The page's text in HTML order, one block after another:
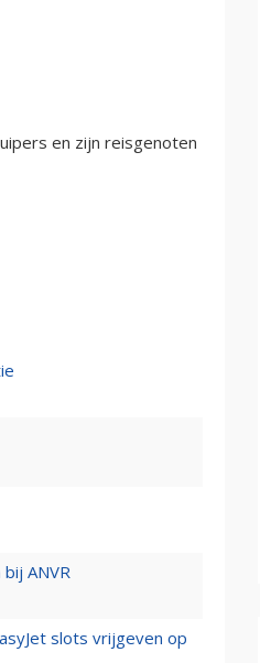
en zijn reisgenoten
ANVR
slots vrijgeven op